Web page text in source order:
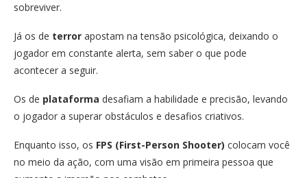
sobreviver.
Já os de terror apostam na tensão psicológica, deixando o
jogador em constante alerta, sem saber o que pode
acontecer a seguir.
Os de plataforma desafiam a habilidade e precisão, levando
o jogador a superar obstáculos e desafios criativos.
Enquanto isso, os FPS (First-Person Shooter) colocam você
no meio da ação, com uma visão em primeira pessoa que